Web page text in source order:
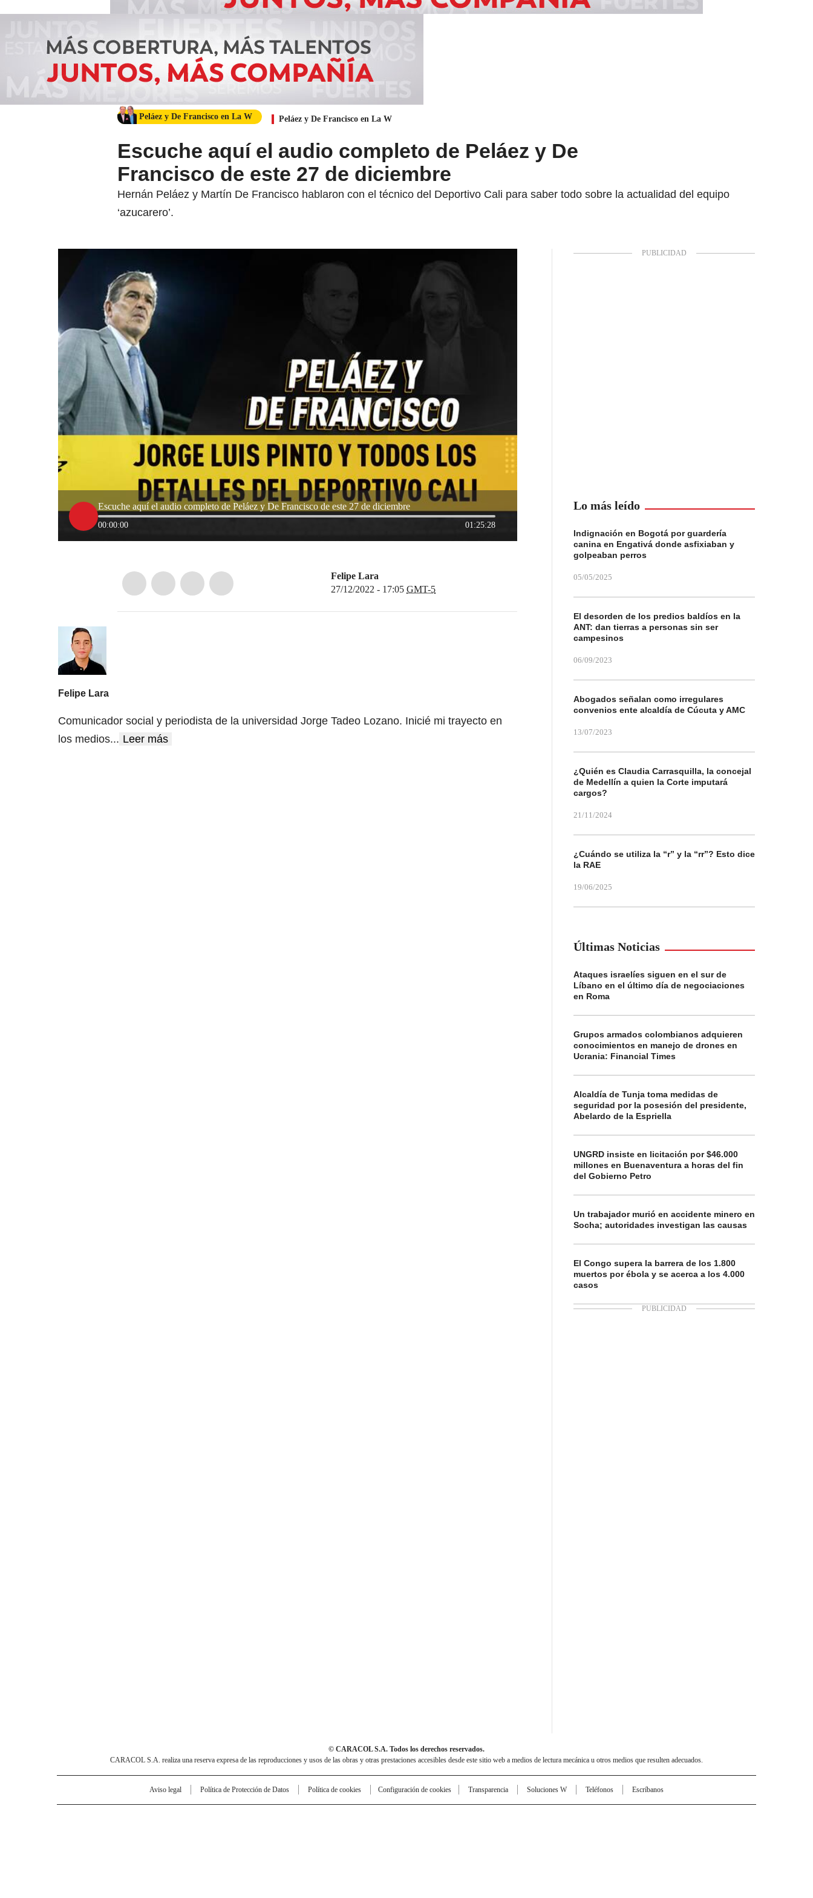
Peláez y De Francisco en La W Peláez y De Francisco en La W
Escuche aquí el audio completo de Peláez y De
Francisco de este 27 de diciembre
Hernán Peláez y Martín De Francisco hablaron con el técnico del Deportivo Cali para saber todo sobre la actualidad del equipo
‘azucarero’.
Escuche aquí el audio completo de Peláez y De Francisco de este 27 de diciembre
00:00:00 01:25:28
Felipe Lara
27/12/2022 - 17:05 GMT-5
Felipe Lara
Comunicador social y periodista de la universidad Jorge Tadeo Lozano. Inicié mi trayecto en
los medios... Leer más
Lo más leído
Indignación en Bogotá por guardería
canina en Engativá donde asfixiaban y
golpeaban perros
05/05/2025
El desorden de los predios baldíos en la
ANT: dan tierras a personas sin ser
campesinos
06/09/2023
Abogados señalan como irregulares
convenios ente alcaldía de Cúcuta y AMC
13/07/2023
¿Quién es Claudia Carrasquilla, la concejal
de Medellín a quien la Corte imputará
cargos?
21/11/2024
¿Cuándo se utiliza la “r” y la “rr”? Esto dice
la RAE
19/06/2025
Últimas Noticias
Ataques israelíes siguen en el sur de
Líbano en el último día de negociaciones
en Roma
Grupos armados colombianos adquieren
conocimientos en manejo de drones en
Ucrania: Financial Times
Alcaldía de Tunja toma medidas de
seguridad por la posesión del presidente,
Abelardo de la Espriella
UNGRD insiste en licitación por $46.000
millones en Buenaventura a horas del fin
del Gobierno Petro
Un trabajador murió en accidente minero en
Socha; autoridades investigan las causas
El Congo supera la barrera de los 1.800
muertos por ébola y se acerca a los 4.000
casos
© CARACOL S.A. Todos los derechos reservados.
CARACOL S.A. realiza una reserva expresa de las reproducciones y usos de las obras y otras prestaciones accesibles desde este sitio web a medios de lectura mecánica u otros medios que resulten adecuados.
Aviso legal Política de Protección de Datos Política de cookies Configuración de cookies Transparencia Soluciones W Teléfonos Escríbanos